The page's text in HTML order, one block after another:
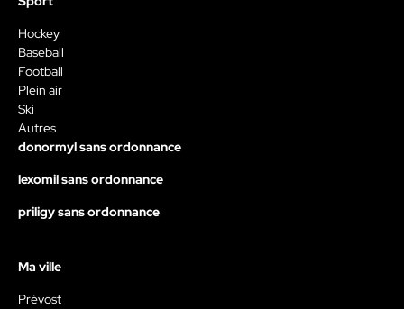
Hockey
Baseball
Football
Plein air
Ski
Autres
donormyl sans ordonnance
lexomil sans ordonnance
priligy sans ordonnance
Ma ville
Prévost